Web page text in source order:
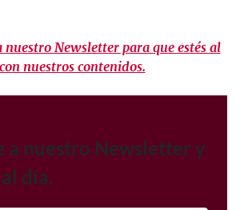
nuestro Newsletter para que estés al
nuestros contenidos.
a nuestro Newsletter y
día.